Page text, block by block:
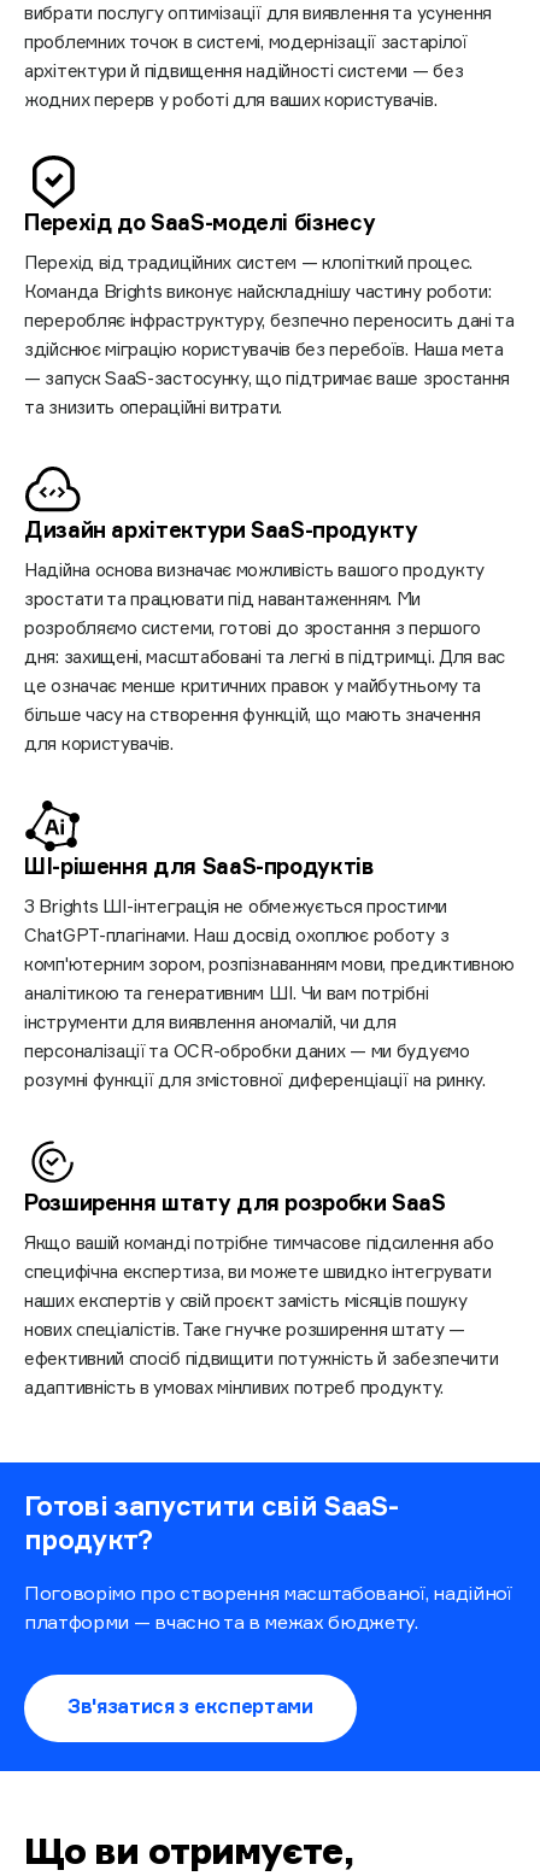
вибрати послугу оптимізації для виявлення та усунення
проблемних точок в системі, модернізації застарілої
архітектури й підвищення надійності системи — без
жодних перерв у роботі для ваших користувачів.
Перехід до SaaS-моделі бізнесу
Перехід від традиційних систем — клопіткий процес.
Команда Brights виконує найскладнішу частину роботи:
переробляє інфраструктуру, безпечно переносить дані та
здійснює міграцію користувачів без перебоїв. Наша мета
— запуск SaaS-застосунку, що підтримає ваше зростання
та знизить операційні витрати.
Дизайн архітектуриSaaS-продукту
Надійна основа визначає можливість вашого продукту
зростати та працювати під навантаженням. Ми
розробляємо системи, готові до зростання з першого
дня: захищені, масштабовані та легкі в підтримці. Для вас
це означає менше критичних правок у майбутньому та
більше часу на створення функцій, що мають значення
для користувачів.
ШІ-рішення для SaaS-продуктів
З Brights ШІ-інтеграція не обмежується простими
ChatGPT-плагінами. Наш досвід охоплює роботу з
комп'ютерним зором, розпізнаванням мови, предиктивною
аналітикою та генеративним ШІ. Чи вам потрібні
інструменти для виявлення аномалій, чи для
персоналізації та OCR-обробки даних — ми будуємо
розумні функції для змістовної диференціації на ринку.
Розширення штату для розробки SaaS
Якщо вашій команді потрібне тимчасове підсилення або
специфічна експертиза, ви можете швидко інтегрувати
наших експертів у свій проєкт замість місяців пошуку
нових спеціалістів. Таке гнучке розширення штату —
ефективний спосіб підвищити потужність й забезпечити
адаптивність в умовах мінливих потреб продукту.
Готові запустити свій SaaS-
продукт?
Поговорімо про створення масштабованої, надійної
платформи — вчасно та в межах бюджету.
Зв'язатися з експертами
Що ви отримуєте,